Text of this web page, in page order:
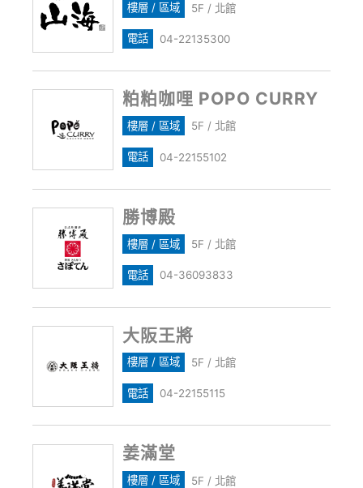
樓層 / 區域 5F / 北館
電話 04-22135300
粕粕咖哩 POPO CURRY
樓層 / 區域 5F / 北館
電話 04-22155102
勝博殿
樓層 / 區域 5F / 北館
電話 04-36093833
大阪王將
樓層 / 區域 5F / 北館
電話 04-22155115
姜滿堂
樓層 / 區域 5F / 北館